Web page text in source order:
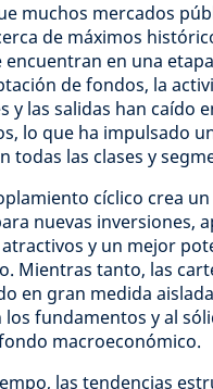
muchos mercados
de máximos
encuentran en una
de fondos, la
y las salidas han caído
lo que ha impulsado
todas las clases y
cíclico crea
nuevas inversiones,
y un mejor
Mientras tanto, las
en gran medida
los fundamentos y al
macroeconómico.
las tendencias